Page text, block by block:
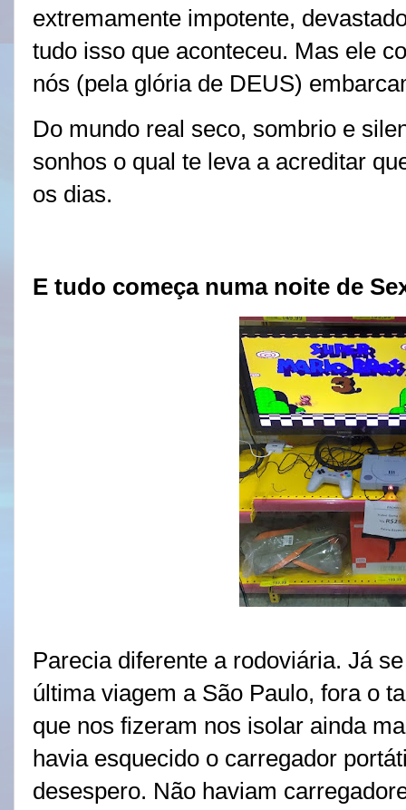
extremamente impotente,
tudo isso que aconteceu. Mas ele
nós (pela glória de DEUS)
Do mundo real seco, sombrio e
sonhos o qual te leva a acreditar
os dias.
E tudo começa numa noite de
Parecia diferente a rodoviária. Já
última viagem a São Paulo, fora o
que nos fizeram nos isolar ainda
havia esquecido o carregador
desespero. Não haviam